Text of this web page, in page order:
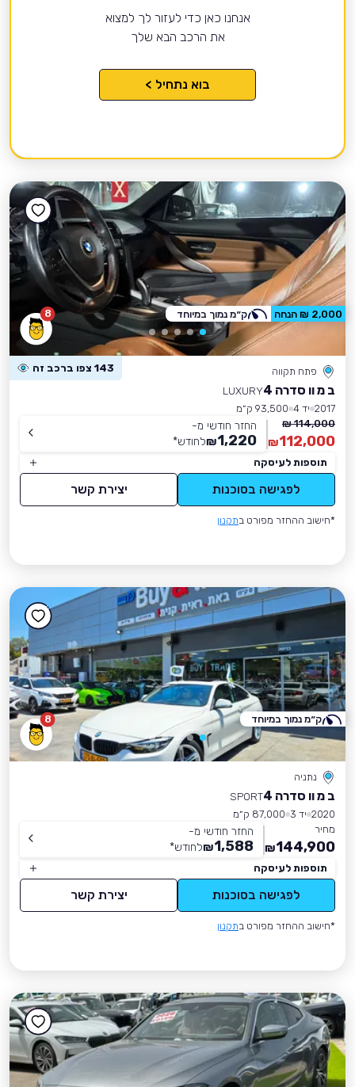
אנחנו כאן כדי לעזור לך למצוא
את הרכב הבא שלך
בוא נתחיל >
8
פתח תקווה 143 צפו ברכב זה
ב מ וו סדרה 4
LUXURY
2017 יד 4
93,500 ק״מ
114,000 ₪
112,000
₪
החזר חודשי מ-
1,220
₪לחודש*
תוספות לעיסקה
לפגישה בסוכנות יצירת קשר
*חישוב ההחזר מפורט בתקנון
2,000 ₪ הנחה ק״מ נמוך במיוחד
8
נתניה
ב מ וו סדרה 4
SPORT
2020 יד 3
87,000 ק״מ
מחיר
144,900
₪
החזר חודשי מ-
1,588
₪לחודש*
תוספות לעיסקה
לפגישה בסוכנות יצירת קשר
*חישוב ההחזר מפורט בתקנון
ק״מ נמוך במיוחד